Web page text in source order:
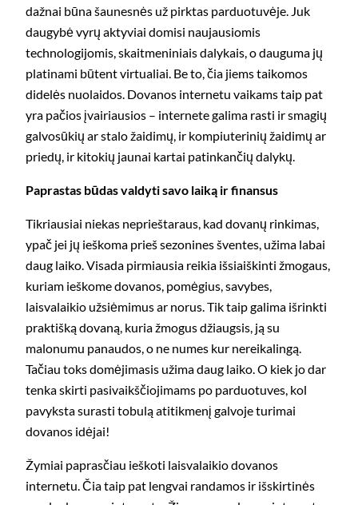
dažnai būna šaunesnės už pirktas parduotuvėje. Juk
daugybė vyrų aktyviai domisi naujausiomis
technologijomis, skaitmeniniais dalykais, o dauguma jų
platinami būtent virtualiai. Be to, čia jiems taikomos
didelės nuolaidos. Dovanos internetu vaikams taip pat
yra pačios įvairiausios – internete galima rasti ir smagių
galvosūkių ar stalo žaidimų, ir kompiuterinių žaidimų ar
priedų, ir kitokių jaunai kartai patinkančių dalykų.
Paprastas būdas valdyti savo laiką ir finansus
Tikriausiai niekas neprieštaraus, kad dovanų rinkimas,
ypač jei jų ieškoma prieš sezonines šventes, užima labai
daug laiko. Visada pirmiausia reikia išsiaiškinti žmogaus,
kuriam ieškome dovanos, pomėgius, savybes,
laisvalaikio užsiėmimus ar norus. Tik taip galima išrinkti
praktišką dovaną, kuria žmogus džiaugsis, ją su
malonumu panaudos, o ne numes kur nereikalingą.
Tačiau toks domėjimasis užima daug laiko. O kiek jo dar
tenka skirti pasivaikščiojimams po parduotuves, kol
pavyksta surasti tobulą atitikmenį galvoje turimai
dovanos idėjai!
Žymiai paprasčiau ieškoti laisvalaikio dovanos
internetu. Čia taip pat lengvai randamos ir išskirtinės